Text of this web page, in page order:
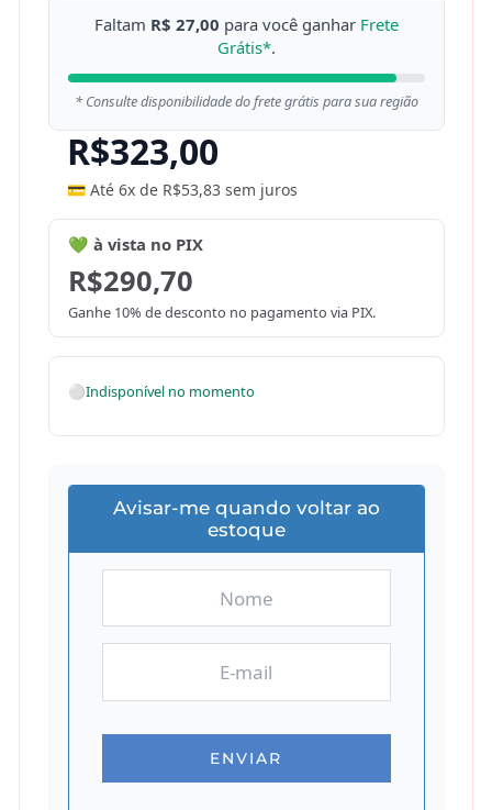
Faltam R$ 27,00 para você ganhar Frete
Grátis*.
* Consulte disponibilidade do frete grátis para sua região
R$323,00
💳 Até 6x de R$53,83 sem juros
💚 à vista no PIX
R$290,70
Ganhe 10% de desconto no pagamento via PIX.
⚪Indisponível no momento
Avisar-me quando voltar ao
estoque